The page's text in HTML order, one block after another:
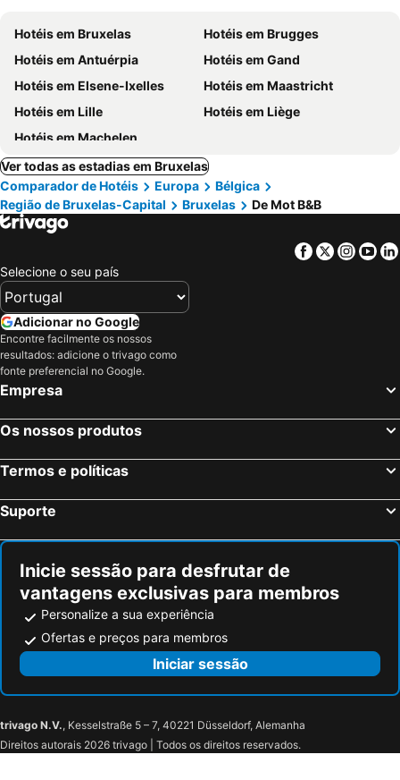
Hotéis em Bruxelas
Hotéis em Brugges
Hotéis em Antuérpia
Hotéis em Gand
Hotéis em Elsene-Ixelles
Hotéis em Maastricht
Hotéis em Lille
Hotéis em Liège
Hotéis em Machelen
Ver todas as estadias em Bruxelas
Comparador de Hotéis
Europa
Bélgica
Região de Bruxelas-Capital
Bruxelas De Mot B&B
Facebook
Twitter
Selecione o seu país
Adicionar no Google
Encontre facilmente os nossos
resultados: adicione o trivago como
fonte preferencial no Google.
Empresa
Os nossos produtos
Termos e políticas
Suporte
Inicie sessão para desfrutar de
vantagens exclusivas para membros
Personalize a sua experiência
Ofertas e preços para membros
Iniciar sessão
trivago N.V., Kesselstraße 5 – 7, 40221 Düsseldorf, Alemanha
Direitos autorais 2026 trivago | Todos os direitos reservados.